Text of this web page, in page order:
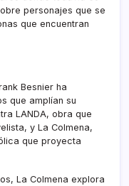
personajes que se
que encuentran
Besnier ha
que amplían su
LANDA, obra que
y La Colmena,
que proyecta
La Colmena explora